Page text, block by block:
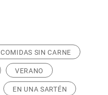
COMIDAS SIN CARNE
VERANO
EN UNA SARTÉN